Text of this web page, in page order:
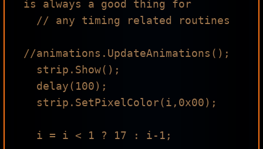
is always a good thing for
//animations.UpdateAnimations();